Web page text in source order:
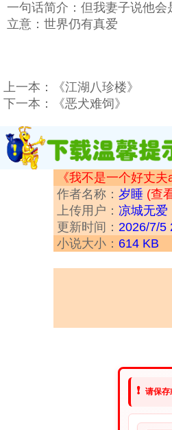
一句话简介：但我妻子说他会
立意：世界仍有真爱
上一本：
《江湖八珍楼》
下一本：
《恶犬难饲》
《我不是一个好丈夫
作者名称： 岁睡 (查
上传用户： 凉城无爱
更新时间： 2026/7/5
小说大小： 614 KB
❗ 请保存